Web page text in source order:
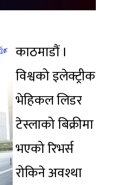
काठमाडौं ।
विश्वको इलेक्ट्रीक
भेहिकल लिडर
टेस्लाको बिक्रीमा
भएको रिभर्स
रोकिने अवश्था